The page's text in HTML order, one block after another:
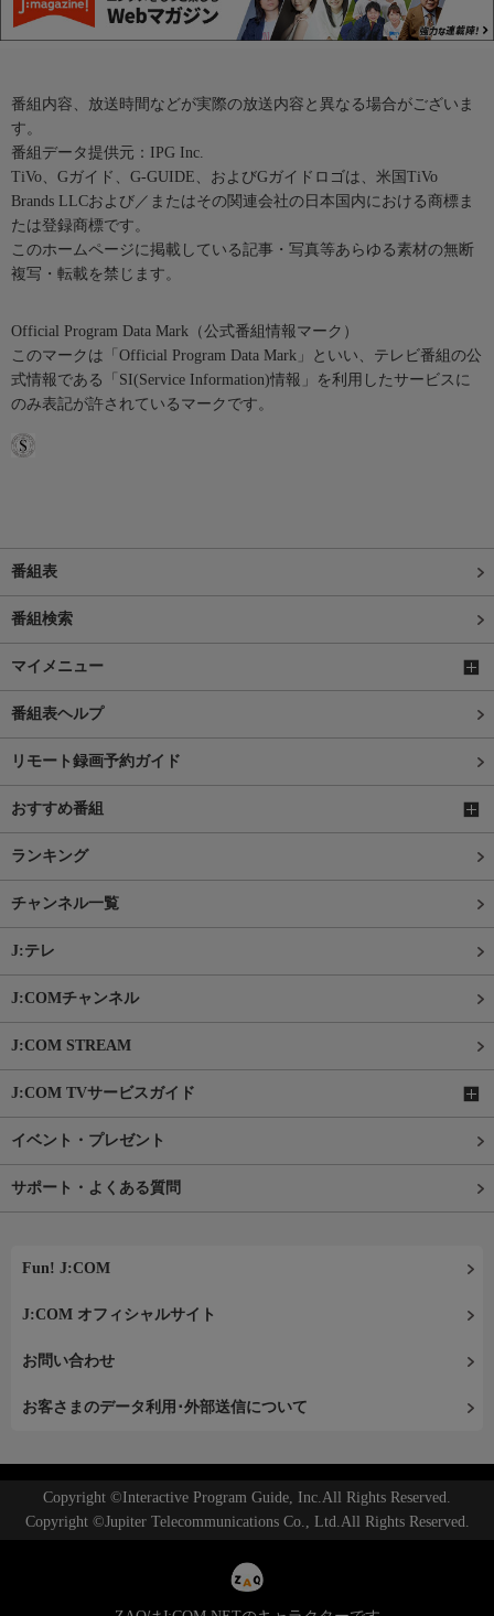
番組内容、放送時間などが実際の放送内容と異なる場合がございま
す。
番組データ提供元：IPG Inc.
TiVo、Gガイド、G-GUIDE、およびGガイドロゴは、米国TiVo
Brands LLCおよび／またはその関連会社の日本国内における商標ま
たは登録商標です。
このホームページに掲載している記事・写真等あらゆる素材の無断
複写・転載を禁じます。
Official Program Data Mark（公式番組情報マーク）
このマークは「Official Program Data Mark」といい、テレビ番組の公
式情報である「SI(Service Information)情報」を利用したサービスに
のみ表記が許されているマークです。
番組表
番組検索
マイメニュー
番組表ヘルプ
リモート録画予約ガイド
おすすめ番組
ランキング
チャンネル一覧
J:テレ
J:COMチャンネル
J:COM STREAM
J:COM TVサービスガイド
イベント・プレゼント
サポート・よくある質問
Fun! J:COM
J:COM オフィシャルサイト
お問い合わせ
お客さまのデータ利用･外部送信について
Copyright ©Interactive Program Guide, Inc.All Rights Reserved.
Copyright ©Jupiter Telecommunications Co., Ltd.All Rights Reserved.